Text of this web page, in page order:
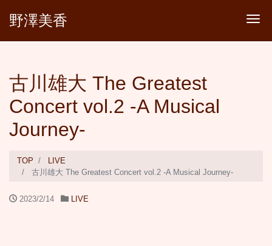
野澤美香
古川雄大 The Greatest
Concert vol.2 -A Musical
Journey-
TOP
LIVE
古川雄大 The Greatest Concert vol.2 -A Musical Journey-
2023/2/14 LIVE